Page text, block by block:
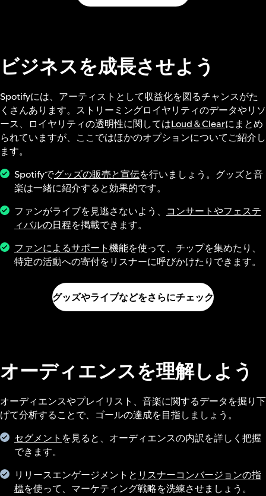
ビジネスを成長させよう
Spotifyには、アーティストとして収益化を図るチャンスがた
くさんあります。ストリーミングロイヤリティのデータやリソ
ース、ロイヤリティの透明性に関してはLoud＆Clearにまとめ
られていますが、ここではほかのオプションについてご紹介し
ます。
Spotifyでグッズの販売と宣伝を行いましょう。グッズと音
楽は一緒に紹介すると効果的です。
ファンがライブを見逃さないよう、 コンサートやフェステ
ィバルの日程を掲載できます。
ファンによるサポート機能を使って、チップを集めたり、
特定の活動への寄付をリスナーに呼びかけたりできます。
グッズやライブなどをさらにチェック
オーディエンスを理解しよう
オーディエンスやプレイリスト、音楽に関するデータを掘り下
げて分析することで、ゴールの達成を目指しましょう。
セグメント を見ると、オーディエンスの内訳を詳しく把握
できます。
リリースエンゲージメントと リスナーコンバージョンの指
標を使って、マーケティング戦略を洗練させましょう。